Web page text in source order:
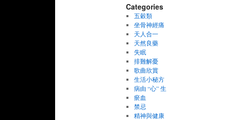
Categories
五穀類
坐骨神經痛
天人合一
天然良藥
失眠
排難解憂
歌曲欣賞
生活小秘方
病由 “心” 生
瘀血
禁忌
精神與健康